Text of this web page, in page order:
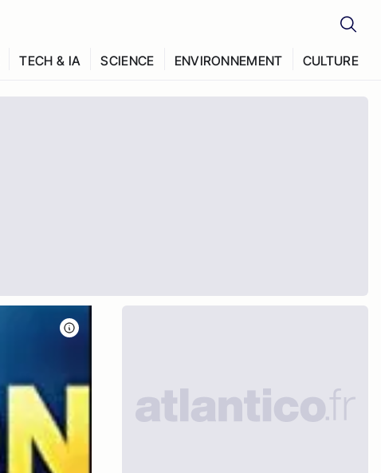
TECH & IA SCIENCE ENVIRONNEMENT CULTURE